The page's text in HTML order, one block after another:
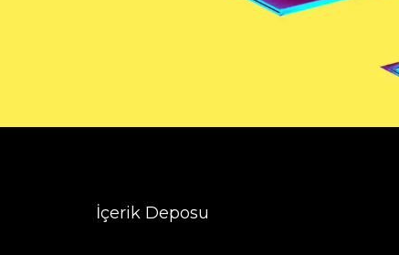
İçerik Deposu